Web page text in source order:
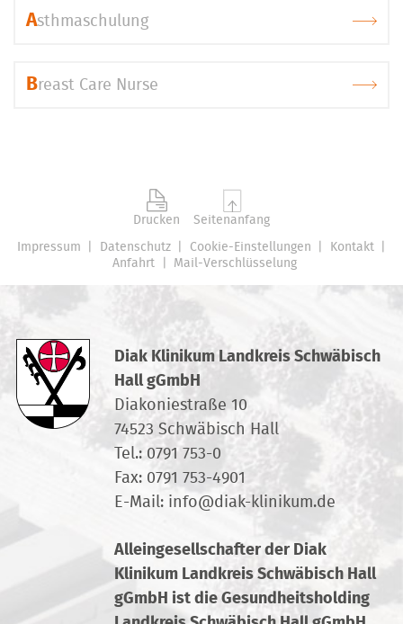
Asthmaschulung
Breast Care Nurse
Impressum Datenschutz Cookie-Einstellungen
Kontakt
Anfahrt
Mail-Verschlüsselung
Drucken Seitenanfang
Diak Klinikum Landkreis Schwäbisch
Hall gGmbH
Diakoniestraße 10
74523 Schwäbisch Hall
Tel.: 0791 753-0
Fax: 0791 753-4901
E-Mail: info@diak-klinikum.de
Alleingesellschafter der Diak
Klinikum Landkreis Schwäbisch Hall
gGmbH ist die Gesundheitsholding